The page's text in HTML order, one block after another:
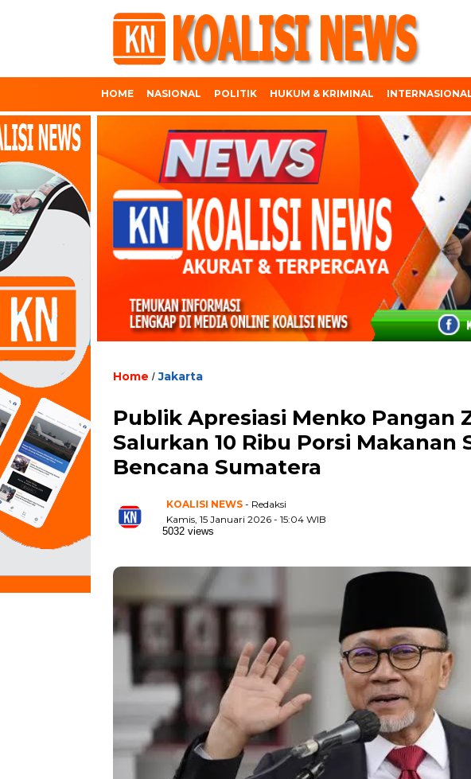
HOME NASIONAL POLITIK HUKUM & KRIMINAL
Home /Jakarta
Publik Apresiasi Menko Pangan
Salurkan 10 Ribu Porsi Makanan
Bencana Sumatera
KOALISI NEWS - Redaksi
Kamis, 15 Januari 2026 - 15:04 WIB
5032 views